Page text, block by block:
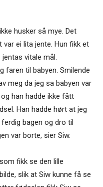
husker så mye. Det
ei lita jente. Hun fikk et
vitale mål.
faren til babyen. Smilende
meg da jeg sa babyen var
han hadde ikke fått
Han hadde hørt at jeg
bagen og dro til
var borte, sier Siw.
fikk se den lille
slik at Siw kunne få se